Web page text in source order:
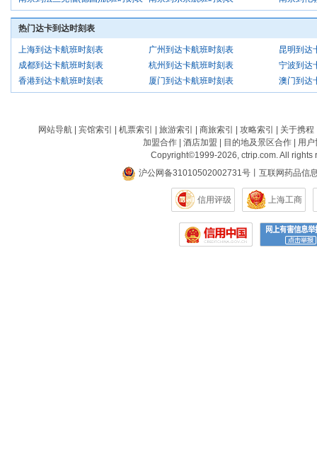
热门达卡到达时刻表
上海到达卡航班时刻表 广州到达卡航班时刻表
昆明到达
成都到达卡航班时刻表
杭州到达卡航班时刻表
宁波到达
香港到达卡航班时刻表
厦门到达卡航班时刻表 澳门到达
网站导航| 宾馆索引 机票索引 旅游索引 商旅索引 攻略索引 关于携程
加盟合作
酒店加盟 目的地及景区合作
用户
Copyright©1999-2026, ctrip.com. All rights
沪公网备31010502002731号
互联网药品信
信用评级 上海工商